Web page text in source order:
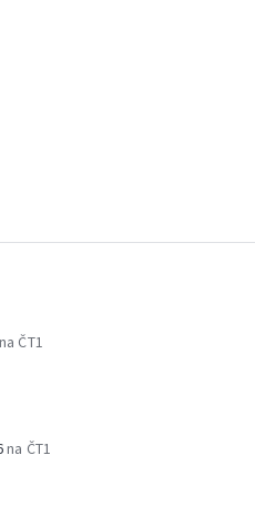
na ČT1
na ČT1